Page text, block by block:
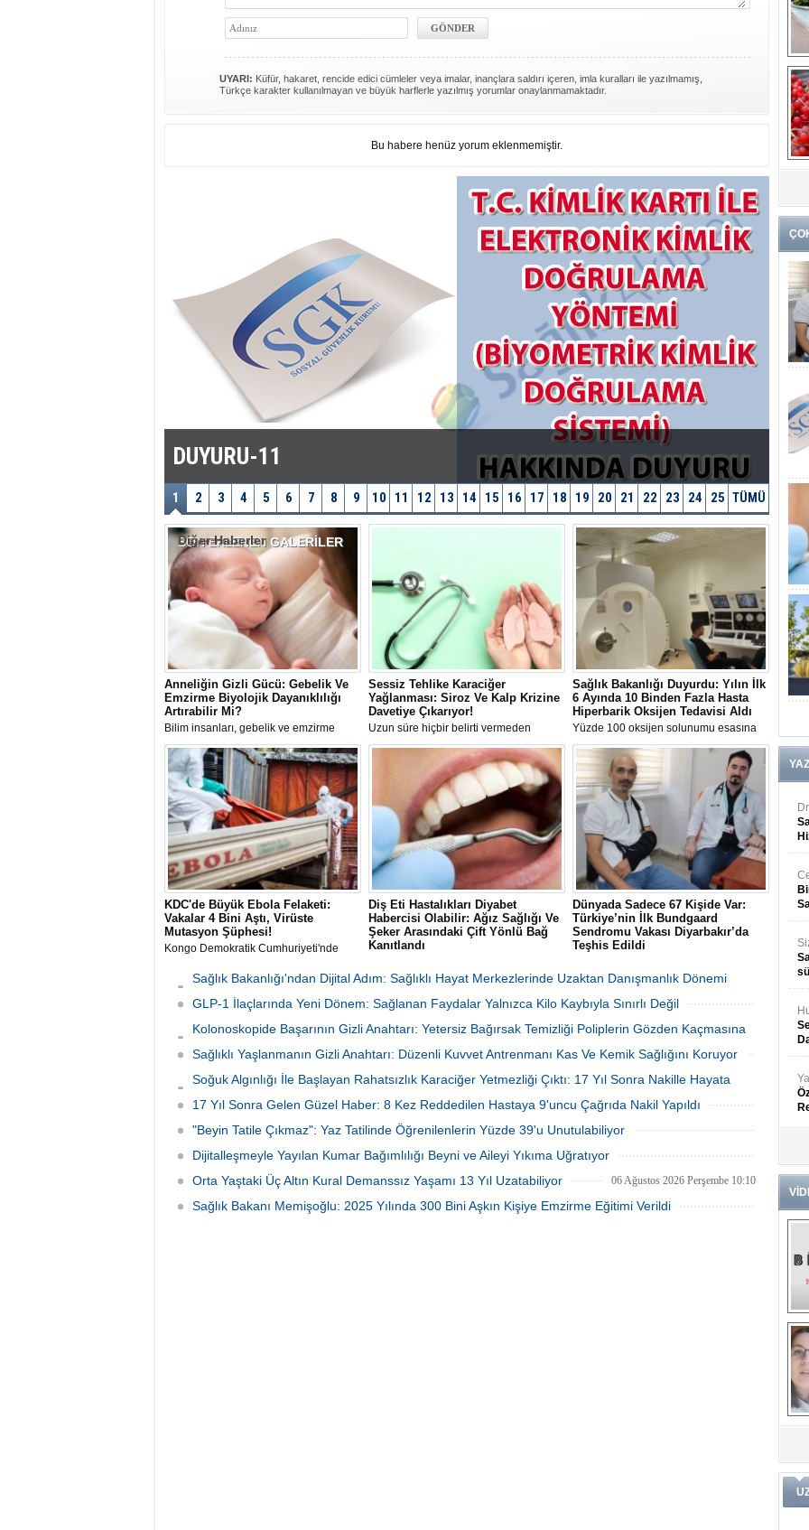
UYARI: Küfür, hakaret, rencide edici cümleler veya imalar, inançlara saldırı içeren, imla kuralları ile yazılmamış,
Türkçe karakter kullanılmayan ve büyük harflerle yazılmış yorumlar onaylanmamaktadır.
Bu habere henüz yorum eklenmemiştir.
DUYURU-11
1 2 3 4 5 6 7 8 9 10 11 12 13 14 15 16 17 18 19 20 21 22 23 24 25 TÜMÜ
SON EKLENEN GALERİLER
Diğer Haberler
Anneliğin Gizli Gücü: Gebelik Ve
Emzirme Biyolojik Dayanıklılığı
Artırabilir Mi?
Bilim insanları, gebelik ve emzirme
dönemindeki hormonal değişimlerin
kadınların uzun vadeli sağlığı ve
biyolojik dayanıklılığı üzerinde koruyucu
etkiler yaratabileceğini öne süren yeni
bir teori geliştirdi.
Sessiz Tehlike Karaciğer
Yağlanması: Siroz Ve Kalp Krizine
Davetiye Çıkarıyor!
Uzun süre hiçbir belirti vermeden
ilerleyen karaciğer yağlanmasına karşı
uyarılarda bulunan Gastroenteroloji
Uzmanı Prof. Dr. Bülent Yıldırım, hastalık
hakkındaki 10 kritik yanlışı tek tek
Sağlık Bakanlığı Duyurdu: Yılın İlk
6 Ayında 10 Binden Fazla Hasta
Hiperbarik Oksijen Tedavisi Aldı
Yüzde 100 oksijen solunumu esasına
dayanan Hiperbarik Oksijen Tedavisi
(HBOT), 2026'nın ilk altı ayında 10 bin
93 hastanın iyileşme sürecine katkı
sağladı.
KDC'de Büyük Ebola Felaketi:
Vakalar 4 Bini Aştı, Virüste
Mutasyon Şüphesi!
Kongo Demokratik Cumhuriyeti'nde
salgını yaşanıyor. Vaka sayısının 4 bini
aşması üzerine yetkililer virüsün
mutasyona uğramış olabileceğinden
planını en üst seviyeye çıkardı.
Diş Eti Hastalıkları Diyabet
Habercisi Olabilir: Ağız Sağlığı Ve
Şeker Arasındaki Çift Yönlü Bağ
Kanıtlandı
yayımlanan 300 bin kişilik dev
araştırma, şiddetli diş eti hastalığı
(periodontit) ile tip 2 diyabet arasında
bulunduğunu gözler önüne serdi.
Dünyada Sadece 67 Kişide Var:
Türkiye’nin İlk Bundgaard
Sendromu Vakası Diyarbakır’da
Teşhis Edildi
ağrısı şikayetiyle hastaneye başvuran
41 yaşındaki Şehmus Doğan’da,
dünyada son derece nadir görülen
Sağlık Bakanlığı'ndan Dijital Adım: Sağlıklı Hayat Merkezlerinde Uzaktan Danışmanlık Dönemi
Başladı
GLP-1 İlaçlarında Yeni Dönem: Sağlanan Faydalar Yalnızca Kilo Kaybıyla Sınırlı Değil
06 Ağustos 2026 Perşembe 16:23
Kolonoskopide Başarının Gizli Anahtarı: Yetersiz Bağırsak Temizliği Poliplerin Gözden Kaçmasına
Neden Oluyor
Sağlıklı Yaşlanmanın Gizli Anahtarı: Düzenli Kuvvet Antrenmanı Kas Ve Kemik Sağlığını Koruyor
06 Ağustos 2026 Perşembe 16:17
Soğuk Algınlığı İle Başlayan Rahatsızlık Karaciğer Yetmezliği Çıktı: 17 Yıl Sonra Nakille Hayata
Tutundu
17 Yıl Sonra Gelen Güzel Haber: 8 Kez Reddedilen Hastaya 9'uncu Çağrıda Nakil Yapıldı
"Beyin Tatile Çıkmaz": Yaz Tatilinde Öğrenilenlerin Yüzde 39'u Unutulabiliyor
Dijitalleşmeyle Yayılan Kumar Bağımlılığı Beyni ve Aileyi Yıkıma Uğratıyor
06 Ağustos 2026 Perşembe 10:45
Orta Yaştaki Üç Altın Kural Demanssız Yaşamı 13 Yıl Uzatabiliyor 06 Ağustos 2026 Perşembe 10:10
Sağlık Bakanı Memişoğlu: 2025 Yılında 300 Bini Aşkın Kişiye Emzirme Eğitimi Verildi